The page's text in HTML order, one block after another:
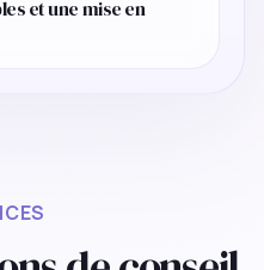
et une mise en